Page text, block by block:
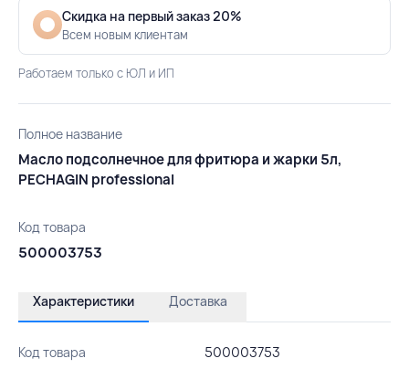
Скидка на первый заказ 20%
Всем новым клиентам
Работаем только с ЮЛ и ИП
Полное название
Масло подсолнечное для фритюра и жарки 5л,
PECHAGIN professional
Код товара
500003753
Характеристики Доставка
Код товара 500003753